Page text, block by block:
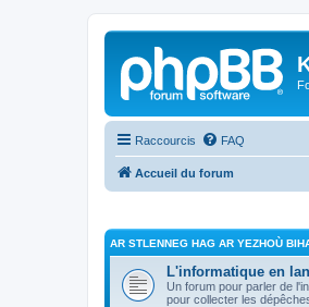
Raccourcis FAQ
Accueil du forum
AR STLENNEG HAG AR YEZHOÙ
L'informatique en
Un forum pour parler de
pour collecter les